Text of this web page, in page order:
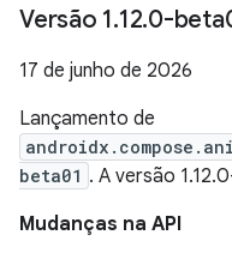
Versão 1.12.0-
17 de junho de 2026
Lançamento de
beta01 . A versão
Mudanças na API